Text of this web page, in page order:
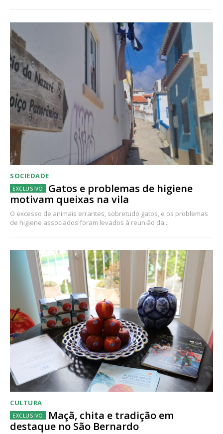
SOCIEDADE
Gatos e problemas de higiene
motivam queixas na vila
O excesso de animais errantes, sobretudo gatos, e os problemas
de higiene associados foram levados à reunião da...
CULTURA
Maçã, chita e tradição em
destaque no São Bernardo